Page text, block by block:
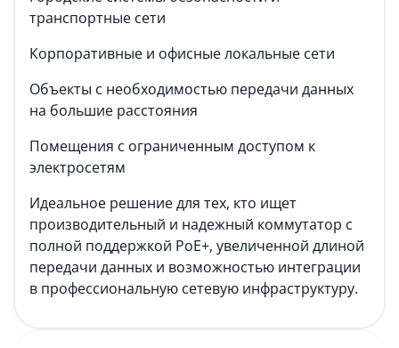
транспортные сети
Корпоративные и офисные локальные сети
Объекты с необходимостью передачи данных
на большие расстояния
Помещения с ограниченным доступом к
электросетям
Идеальное решение для тех, кто ищет
производительный и надежный коммутатор с
полной поддержкой PoE+, увеличенной длиной
передачи данных и возможностью интеграции
в профессиональную сетевую инфраструктуру.